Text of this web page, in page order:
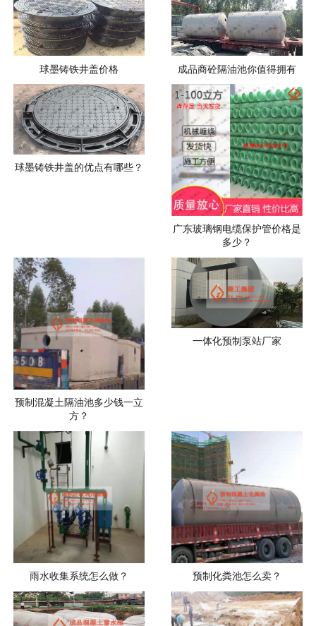
球墨铸铁井盖价格 成品商砼隔油池你值得拥有
球墨铸铁井盖的优点有哪些？
广东玻璃钢电缆保护管价格是
多少？
预制混凝土隔油池多少钱一立
方？
一体化预制泵站厂家
雨水收集系统怎么做？ 预制化粪池怎么卖？